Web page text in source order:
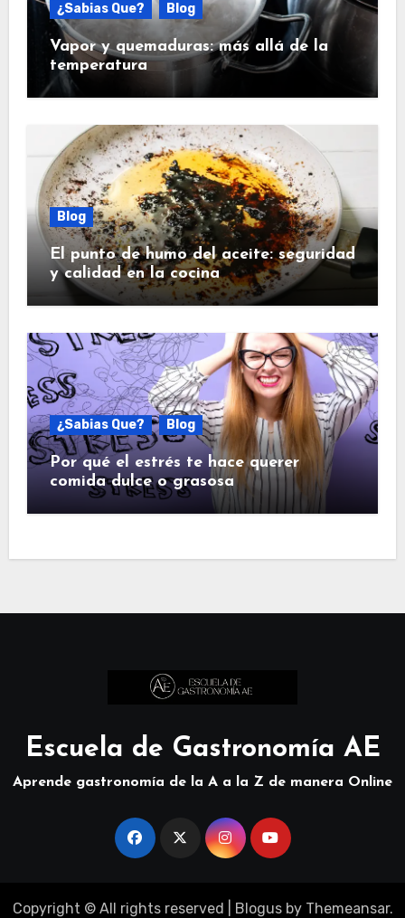
¿Sabias Que? Blog
Vapor y quemaduras: más allá de la
temperatura
Blog
El punto de humo del aceite: seguridad
y calidad en la cocina
¿Sabias Que? Blog
Por qué el estrés te hace querer
comida dulce o grasosa
Escuela de Gastronomía AE
Aprende gastronomía de la A a la Z de manera Online
Copyright © All rights reserved Blogusby Themeansar.